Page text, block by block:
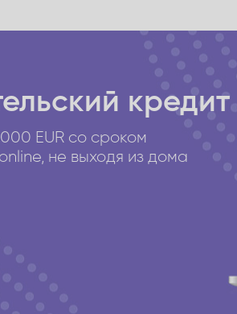
кредит
EUR со сроком
не выходя из дома